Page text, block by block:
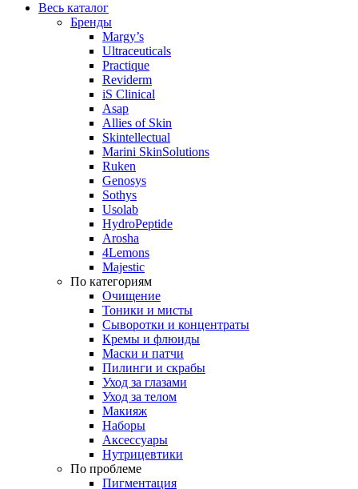
Весь каталог
Бренды
Margy’s
Ultraceuticals
Practique
Reviderm
iS Clinical
Asap
Allies of Skin
Skintellectual
Marini SkinSolutions
Ruken
Genosys
Sothys
Usolab
HydroPeptide
Arosha
4Lemons
Majestic
По категориям
Очищение
Тоники и мисты
Сыворотки и концентраты
Кремы и флюиды
Маски и патчи
Пилинги и скрабы
Уход за глазами
Уход за телом
Макияж
Наборы
Аксессуары
Нутрицевтики
По проблеме
Пигментация